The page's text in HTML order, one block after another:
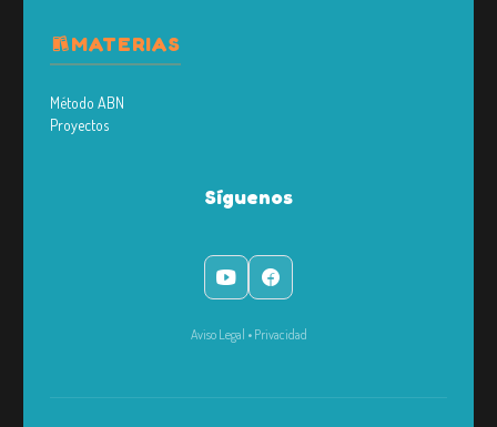
MATERIAS
Método ABN
Proyectos
Síguenos
Aviso Legal • Privacidad